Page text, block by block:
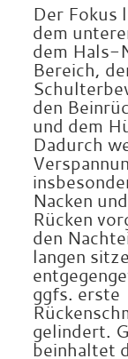
Der Fokus
dem
dem Hals-
Bereich,
den
und dem
Dadurch
Nacken
Rücken
den
langen
ggfs. erste
gelindert.
beinhaltet